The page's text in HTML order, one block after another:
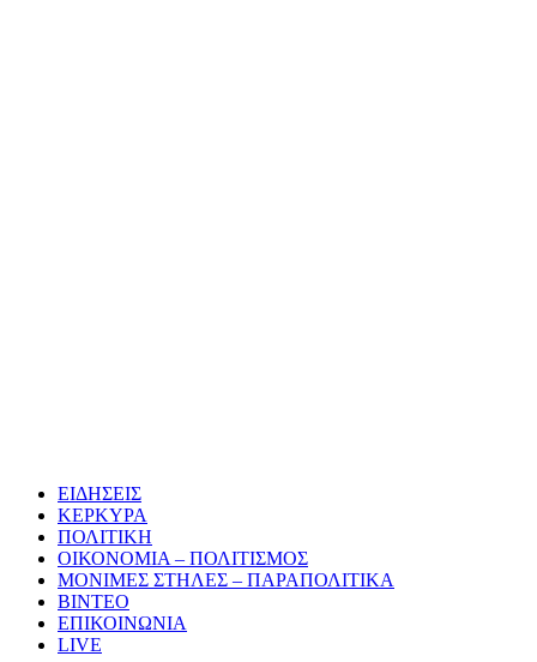
ΕΙΔΗΣΕΙΣ
ΚΕΡΚΥΡΑ
ΠΟΛΙΤΙΚΗ
ΟΙΚΟΝΟΜΙΑ – ΠΟΛΙΤΙΣΜΟΣ
ΜΟΝΙΜΕΣ ΣΤΗΛΕΣ – ΠΑΡΑΠΟΛΙΤΙΚΑ
ΒΙΝΤΕΟ
ΕΠΙΚΟΙΝΩΝΙΑ
LIVE